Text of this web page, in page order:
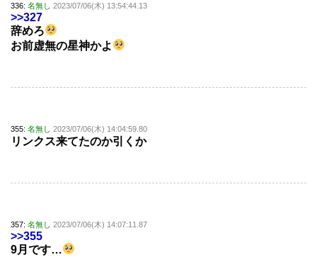
336: 名無し 2023/07/06(木) 13:54:44.13
>>327
辞めろ
お前虚無の星神かよ
355: 名無し 2023/07/06(木) 14:04:59.80
リンクス来てたのか引くか
357: 名無し 2023/07/06(木) 14:07:11.87
>>355
9月です…